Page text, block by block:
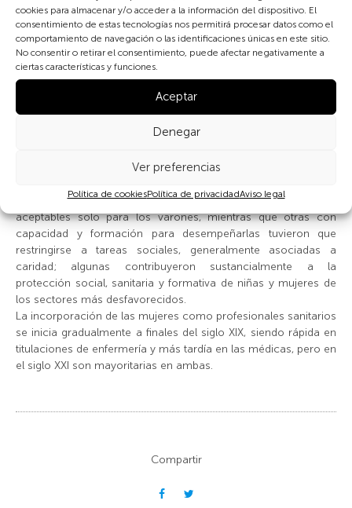
cookies para almacenar y/o acceder a la información del dispositivo. El
consentimiento de estas tecnologías nos permitirá procesar datos como el
comportamiento de navegación o las identificaciones únicas en este sitio.
No consentir o retirar el consentimiento, puede afectar negativamente a
ciertas características y funciones.
Aceptar
Denegar
Ver preferencias
Política de cookiesPolítica de privacidadAviso legal
de mitos, leyendas, rituales y amuletos protectores, a los que
se recurren tanto para evitar posibles muertes o
enfermedades, como para explicar que —a pesar de todo—
ocurran. En todas las culturas se pueden recoger cuentos,
canciones y leyendas en torno a las mujeres, la vida y la
enfermedad, que también transmiten valores identitarios.
Muchos de los personajes mitológicos femeninos, han
permanecido en el tiempo, pasando de unas culturas a otras,
conservando en ocasiones el nombre inicial o siendo
otras ventajas, desempeñaron profesiones consideradas
aceptables solo para los varones, mientras que otras con
capacidad y formación para desempeñarlas tuvieron que
restringirse a tareas sociales, generalmente asociadas a
caridad; algunas contribuyeron sustancialmente a la
protección social, sanitaria y formativa de niñas y mujeres de
los sectores más desfavorecidos.
La incorporación de las mujeres como profesionales sanitarios
se inicia gradualmente a finales del siglo XIX, siendo rápida en
titulaciones de enfermería y más tardía en las médicas, pero en
el siglo XXI son mayoritarias en ambas.
Compartir